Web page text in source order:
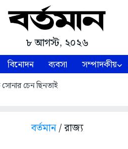
৮ আগস্ট, ২০২৬
বিনোদন ব্যবসা সম্পাদকীয়
চেন ছিনতাই
বর্তমান/ রাজ্য